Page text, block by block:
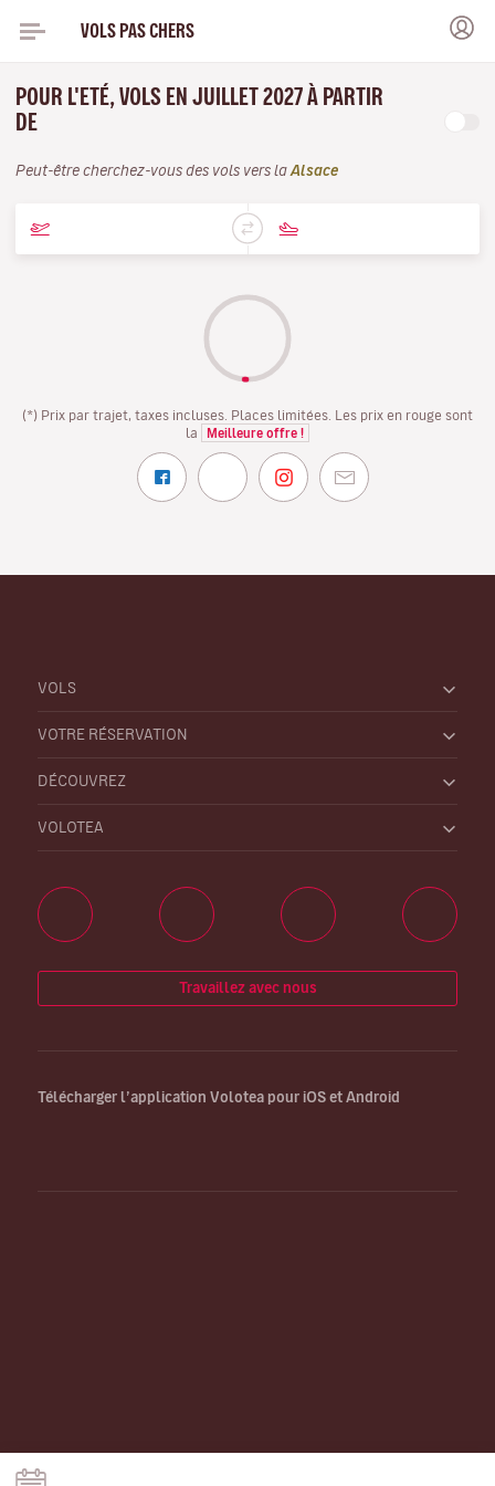
VOLS PAS CHERS
POUR L'ETÉ, VOLS EN JUILLET 2027 À PARTIR
DE
Peut-être cherchez-vous des vols vers la Alsace
(*) Prix par trajet, taxes incluses. Places limitées. Les prix en rouge sont
la
Meilleure offre !
VOLS
VOTRE RÉSERVATION
DÉCOUVREZ
VOLOTEA
Travaillez avec nous
Télécharger l’application Volotea pour iOS et Android